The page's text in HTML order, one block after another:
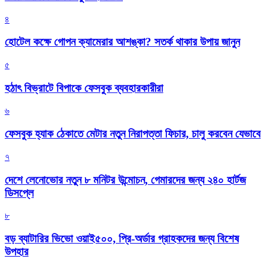
৪
হোটেল কক্ষে গোপন ক্যামেরার আশঙ্কা? সতর্ক থাকার উপায় জানুন
৫
হঠাৎ বিভ্রাটে বিপাকে ফেসবুক ব্যবহারকারীরা
৬
ফেসবুক হ্যাক ঠেকাতে মেটার নতুন নিরাপত্তা ফিচার, চালু করবেন যেভাবে
৭
দেশে লেনোভোর নতুন ৮ মনিটর উন্মোচন, গেমারদের জন্য ২৪০ হার্টজ
ডিসপ্লে
৮
বড় ব্যাটারির ভিভো ওয়াই৫০০, প্রি-অর্ডার গ্রাহকদের জন্য বিশেষ
উপহার